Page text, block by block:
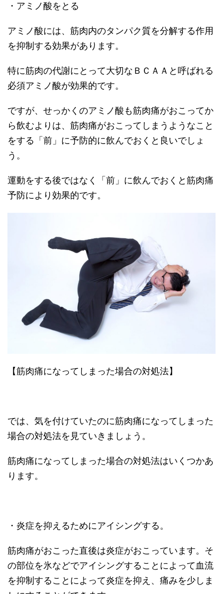
・アミノ酸をとる
アミノ酸には、筋肉内のタンパク質を分解する作用
を抑制する効果があります。
特に筋肉の代謝にとって大切なＢＣＡＡと呼ばれる
必須アミノ酸が効果的です。
ですが、せっかくのアミノ酸も筋肉痛がおこってか
ら飲むよりは、筋肉痛がおこってしまうようなこと
をする「前」に予防的に飲んでおくと良いでしょ
う。
運動をする後ではなく「前」に飲んでおくと筋肉痛
予防により効果的です。
【筋肉痛になってしまった場合の対処法】
では、気を付けていたのに筋肉痛になってしまった
場合の対処法を見ていきましょう。
筋肉痛になってしまった場合の対処法はいくつかあ
ります。
・炎症を抑えるためにアイシングする。
筋肉痛がおこった直後は炎症がおこっています。そ
の部位を氷などでアイシングすることによって血流
を抑制することによって炎症を抑え、痛みを少しま